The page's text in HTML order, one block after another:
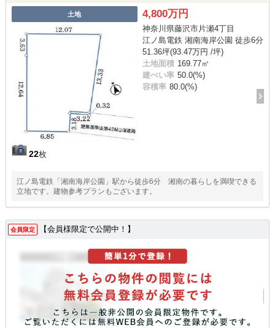
土地
22枚
4,800万円
神奈川県藤沢市片瀬4丁目
江ノ島電鉄 湘南海岸公園 徒歩6分
51.36坪(93.47万円 /坪)
土地面積 169.77㎡
建ぺい率 50.0(%)
容積率 80.0(%)
江ノ島電鉄「湘南海岸公園」駅から徒歩6分 湘南の暮らしを満喫できる
立地です。建物参考プランもございます。
会員限定 【会員様限定で公開中！】